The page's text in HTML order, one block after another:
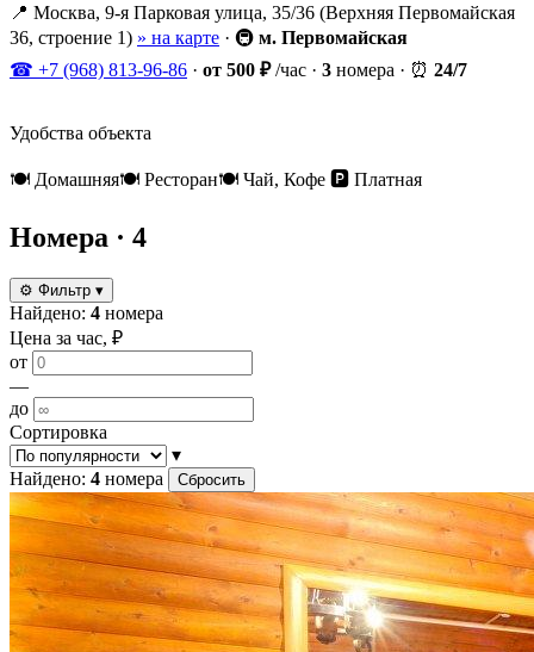
📍 Москва, 9-я Парковая улица, 35/36 (Верхняя Первомайская
36, строение 1) » на карте · 🚇 м. Первомайская
☎ +7 (968) 813-96-86 · от 500 ₽/час · 3 номера · ⏰ 24/7
Удобства объекта
🍽 Домашняя🍽 Ресторан🍽 Чай, Кофе 🅿️ Платная
Номера · 4
⚙ Фильтр ▾
Найдено: 4 номера
Цена за час, ₽
от
—
до
Сортировка
▾
Найдено: 4 номера Сбросить